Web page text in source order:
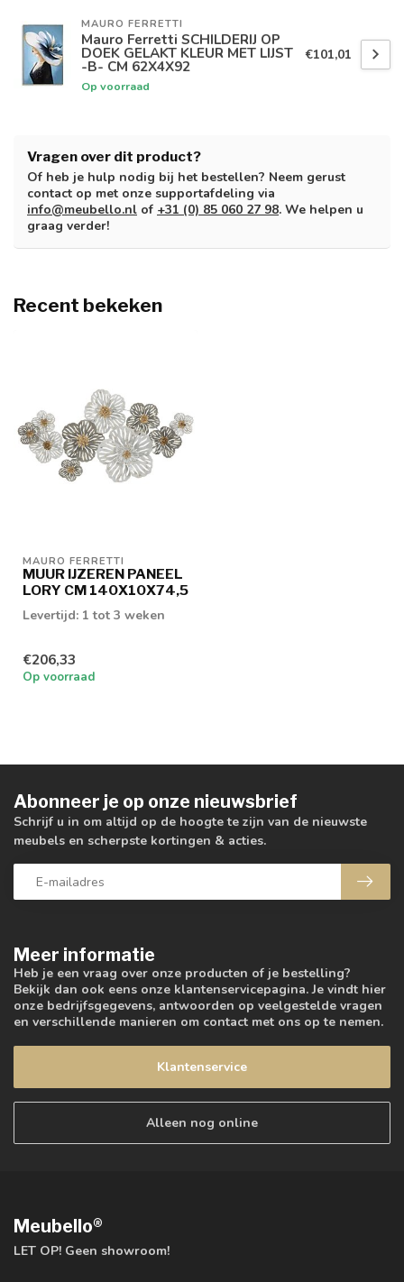
MAURO FERRETTI
Mauro Ferretti SCHILDERIJ OP
DOEK GELAKT KLEUR MET LIJST
-B- CM 62X4X92
Op voorraad
€101,01
Vragen over dit product?
Of heb je hulp nodig bij het bestellen? Neem gerust
contact op met onze supportafdeling via
info@meubello.nl of +31 (0) 85 060 27 98. We helpen u
graag verder!
Recent bekeken
MAURO FERRETTI
MUUR IJZEREN PANEEL
LORY CM 140X10X74,5
Levertijd: 1 tot 3 weken
€206,33
Op voorraad
Meer informatie
Heb je een vraag over onze producten of je bestelling?
Bekijk dan ook eens onze klantenservicepagina. Je vindt hier
onze bedrijfsgegevens, antwoorden op veelgestelde vragen
en verschillende manieren om contact met ons op te nemen.
Klantenservice
Alleen nog online
Abonneer je op onze nieuwsbrief
Schrijf u in om altijd op de hoogte te zijn van de nieuwste
meubels en scherpste kortingen & acties.
Meubello®
LET OP! Geen showroom!